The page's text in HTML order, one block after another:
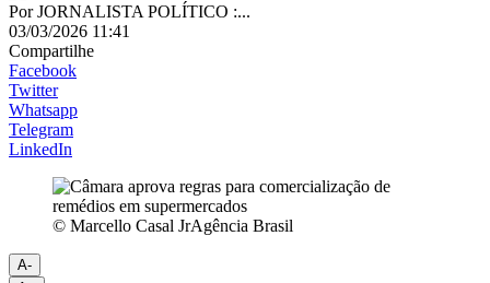
PorJORNALISTA POLÍTICO :...
03/03/2026 11:41
Compartilhe
Facebook
Twitter
Whatsapp
Telegram
LinkedIn
© Marcello Casal JrAgência Brasil
A-